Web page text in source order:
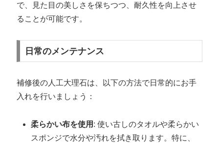
で、見た目の美しさを保ちつつ、耐久性を向上させ
ることが可能です。
日常のメンテナンス
補修後の人工大理石は、以下の方法で日常的にお手
入れを行いましょう：
柔らかい布を使用 : 使い古しのタオルや柔らかい
スポンジで水分や汚れを拭き取ります。特に、